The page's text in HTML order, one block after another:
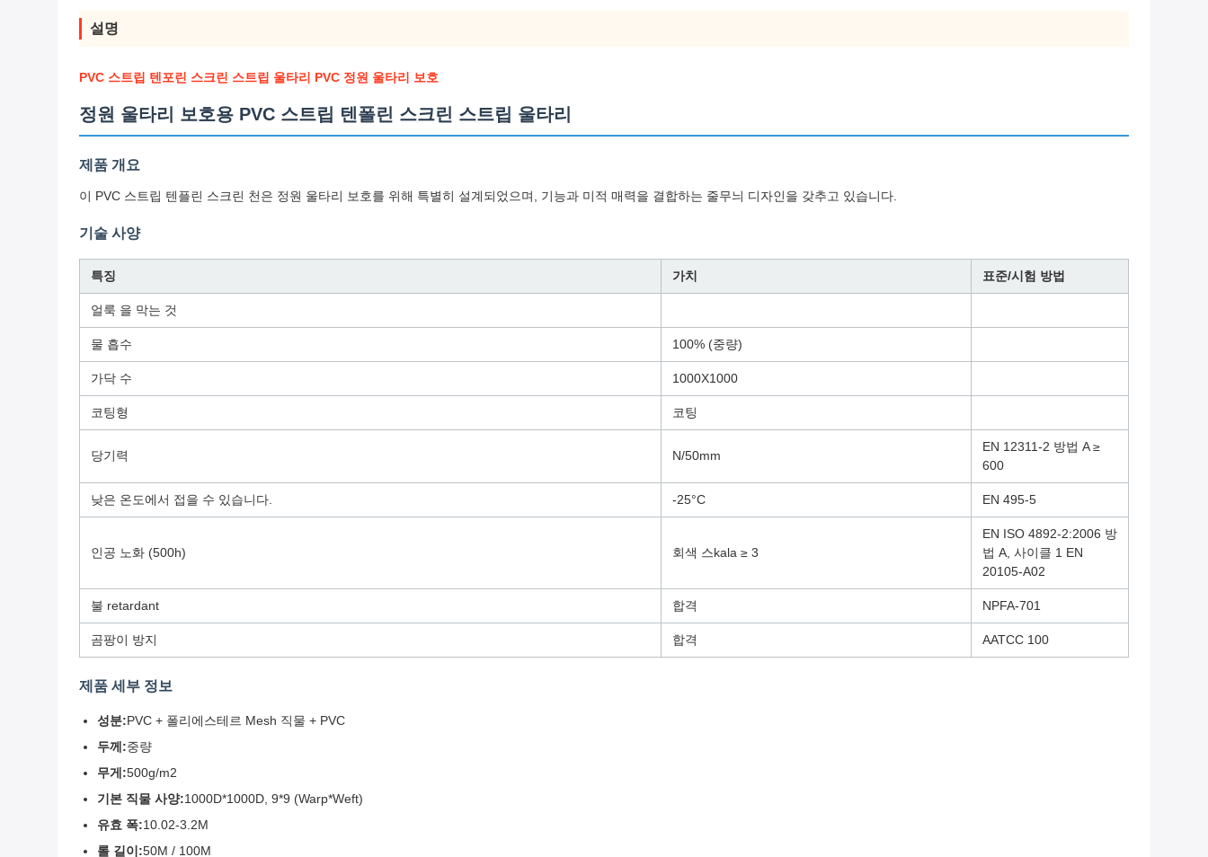
설명
PVC 스트립 텐포린 스크린 스트립 울타리 PVC 정원 울타리 보호
정원 울타리 보호용 PVC 스트립 텐폴린 스크린 스트립 울타리
제품 개요
이 PVC 스트립 텐플린 스크린 천은 정원 울타리 보호를 위해 특별히 설계되었으며, 기능과 미적 매력을 결합하는 줄무늬 디자인을 갖추고 있습니다.
기술 사양
특징 가치 표준/시험 방법
얼룩 을 막는 것
물 흡수 100% (중량)
가닥 수 1000X1000
코팅형 코팅
당기력 N/50mm
EN 12311-2 방법 A ≥
600
낮은 온도에서 접을 수 있습니다. -25°C EN 495-5
인공 노화 (500h) 회색 스kala ≥ 3
EN ISO 4892-2:2006 방
법 A, 사이클 1 EN
20105-A02
불 retardant 합격 NPFA-701
곰팡이 방지 합격 AATCC 100
제품 세부 정보
성분:PVC + 폴리에스테르 Mesh 직물 + PVC
두께:중량
무게:500g/m2
기본 직물 사양:1000D*1000D, 9*9 (Warp*Weft)
유효 폭:10.02-3.2M
롤 길이:50M / 100M